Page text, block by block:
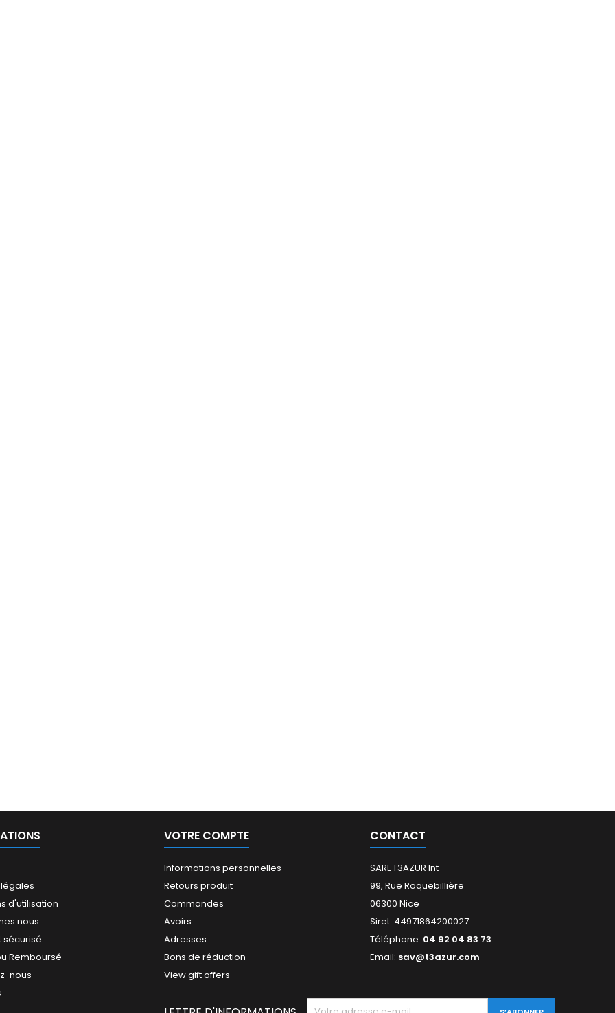
d'utilisation
nous
sécurisé
Remboursé
nous
VOTRE COMPTE
Informations personnelles
Retours produit
Commandes
Avoirs
Adresses
Bons de réduction
View gift offers
CONTACT
SARL T3AZUR Int
99, Rue Roquebillière
06300 Nice
Siret: 44971864200027
Téléphone: 04 92 04 83 73
Email: sav@t3azur.com